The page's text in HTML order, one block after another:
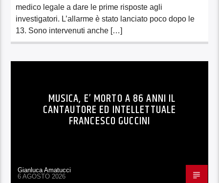
medico legale a dare le prime risposte agli
investigatori. L’allarme è stato lanciato poco dopo le
13. Sono intervenuti anche […]
MUSICA, E’ MORTO A 86 ANNI IL
CANTAUTORE ED INTELLETTUALE
FRANCESCO GUCCINI
Gianluca Amatucci
6 AGOSTO 2026